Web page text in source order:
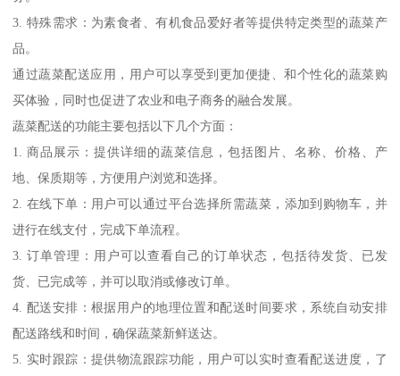
3. 特殊需求：为素食者、有机食品爱好者等提供特定类型的蔬菜产
品。
通过蔬菜配送应用，用户可以享受到更加便捷、和个性化的蔬菜购
买体验，同时也促进了农业和电子商务的融合发展。
蔬菜配送的功能主要包括以下几个方面：
1. 商品展示：提供详细的蔬菜信息，包括图片、名称、价格、产
地、保质期等，方便用户浏览和选择。
2. 在线下单：用户可以通过平台选择所需蔬菜，添加到购物车，并
进行在线支付，完成下单流程。
3. 订单管理：用户可以查看自己的订单状态，包括待发货、已发
货、已完成等，并可以取消或修改订单。
4. 配送安排：根据用户的地理位置和配送时间要求，系统自动安排
配送路线和时间，确保蔬菜新鲜送达。
5. 实时跟踪：提供物流跟踪功能，用户可以实时查看配送进度，了